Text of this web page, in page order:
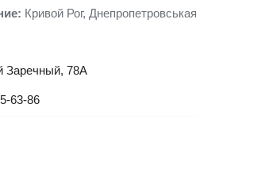
Кривой Рог, Днепропетровськая
Заречный, 78А
63-86